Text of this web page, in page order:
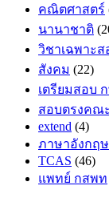
คณิตศาสตร์
นานาชาติ
วิชาเฉพาะ
สังคม (22)
เตรียมสอบ
สอบตรงคณ
extend (4)
ภาษาอังกฤษ
TCAS (46)
แพทย์ กสพท